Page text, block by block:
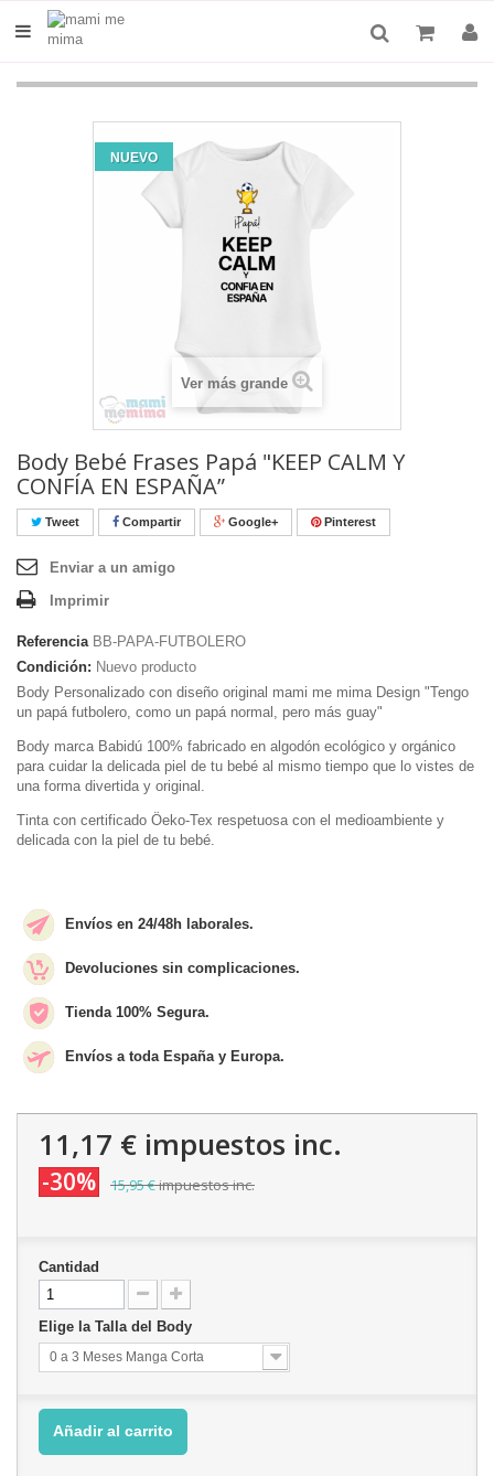
NUEVO
Ver más grande
Body Bebé Frases Papá "KEEP CALM Y
CONFÍA EN ESPAÑA”
Tweet Compartir Google+ Pinterest
Enviar a un amigo
Imprimir
Referencia BB-PAPA-FUTBOLERO
Condición: Nuevo producto
Body Personalizado con diseño original mami me mima Design "Tengo
un papá futbolero, como un papá normal, pero más guay"
Body marca Babidú 100% fabricado en algodón ecológico y orgánico
para cuidar la delicada piel de tu bebé al mismo tiempo que lo vistes de
una forma divertida y original.
Tinta con certificado Öeko-Tex respetuosa con el medioambiente y
delicada con la piel de tu bebé.
Envíos en 24/48h laborales.
Devoluciones sin complicaciones.
Tienda 100% Segura.
Envíos a toda España y Europa.
11,17 € impuestos inc.
-30% 15,95 €impuestos inc.
Cantidad
Elige la Talla del Body
0 a 3 Meses Manga Corta
Añadir al carrito